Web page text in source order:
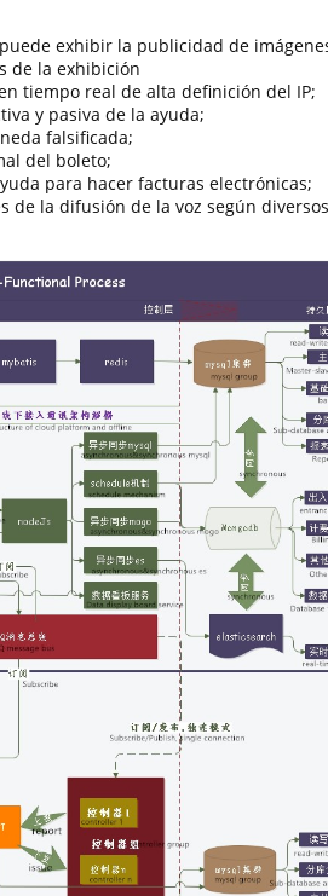
exhibir la publicidad de
de la exhibición
tiempo real de alta definición del IP;
y pasiva de la ayuda;
falsificada;
del boleto;
para hacer facturas electrónicas;
la difusión de la voz según